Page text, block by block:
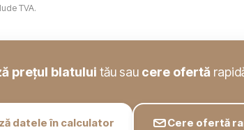
TVA.
prețul blatului tău sau cere ofertă
datele în calculator Cere ofertă